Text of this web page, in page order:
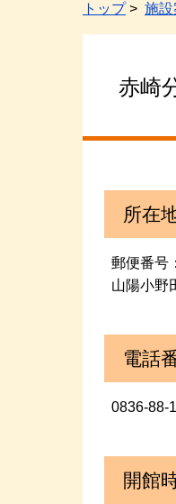
トップ> 施設
赤崎
所在
郵便番号
山陽小野
電話
0836-88-
開館